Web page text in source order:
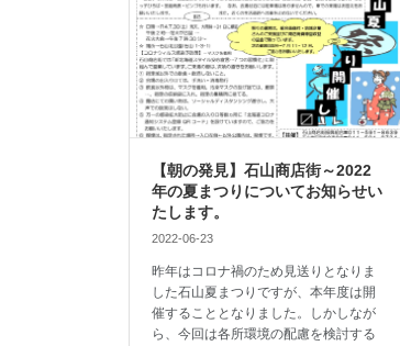
【朝の発見】石山商店街～2022
年の夏まつりについてお知らせい
たします。
2022-06-23
昨年はコロナ禍のため見送りとなりま
した石山夏まつりですが、本年度は開
催することとなりました。しかしなが
ら、今回は各所環境の配慮を検討する